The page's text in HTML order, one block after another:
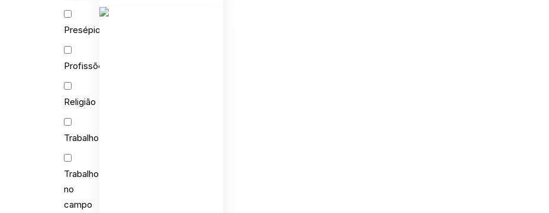
Presépios
Profissões
Religião
Trabalho
Trabalho
no
campo